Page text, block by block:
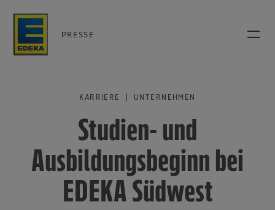
PRESSE
KARRIERE | UNTERNEHMEN
Studien- und
Ausbildungsbeginn bei
EDEKA Südwest